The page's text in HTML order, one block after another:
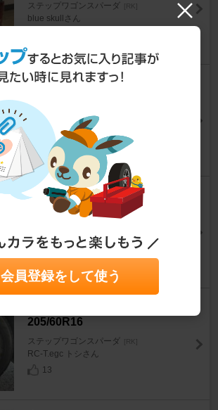
ステップワゴンスパーダ [RK]
blue skullさん
ハサプロ マジカルカーボンNE
ステップワゴンスパーダ
やがちょんさん
KENWOOD MDV-M911HDL
ステップワゴンスパーダ [RK]
11
205/60R16
ステップワゴンスパーダ [RK]
RC-T.egc トシさん
13
会員登録をして使う